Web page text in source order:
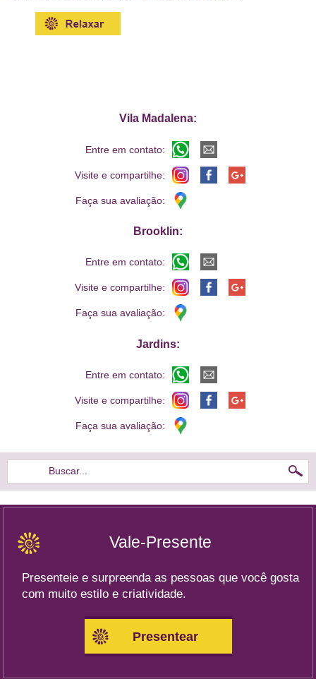
Vila Madalena:
Entre em contato:
Visite e compartilhe:
Faça sua avaliação:
Brooklin:
Entre em contato:
Visite e compartilhe:
Faça sua avaliação:
Jardins:
Entre em contato:
Visite e compartilhe:
Faça sua avaliação:
Buscar...
Vale-Presente
Presenteie e surpreenda as pessoas que você gosta
com muito estilo e criatividade.
Presentear